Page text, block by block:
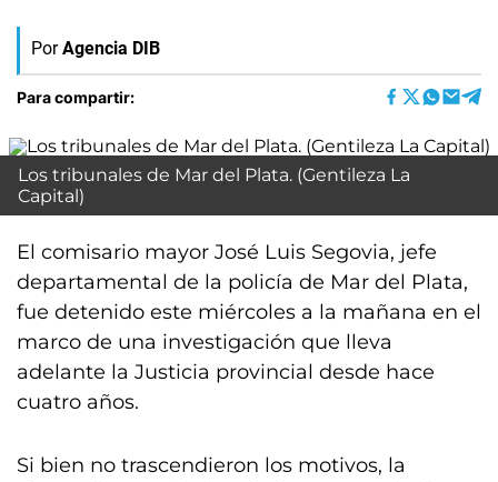
Por Agencia DIB
Para compartir:
Los tribunales de Mar del Plata. (Gentileza La
Capital)
El comisario mayor José Luis Segovia, jefe
departamental de la policía de Mar del Plata,
fue detenido este miércoles a la mañana en el
marco de una investigación que lleva
adelante la Justicia provincial desde hace
cuatro años.
Si bien no trascendieron los motivos, la